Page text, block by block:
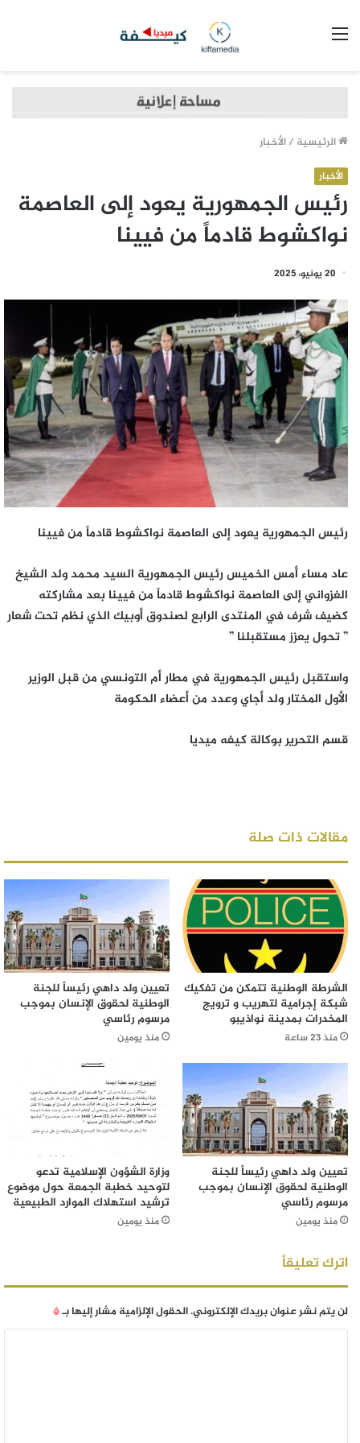
الرئيسية /الأخبار
الأخبار
رئيس الجمهورية يعود إلى العاصمة
نواكشوط قادماً من فيينا
20 يونيو، 2025
رئيس الجمهورية يعود إلى العاصمة نواكشوط قادماً من فيينا
عاد مساء أمس الخميس رئيس الجمهورية السيد محمد ولد الشيخ
الغزواني إلى العاصمة نواكشوط قادماً من فيينا بعد مشاركته
كضيف شرف في المنتدى الرابع لصندوق أوبيك الذي نظم تحت شعار
” تحول يعزز مستقبلنا ”
واستقبل رئيس الجمهورية في مطار أم التونسي من قبل الوزير
الأول المختار ولد أجاي وعدد من أعضاء الحكومة
قسم التحرير بوكالة كيفه ميديا
مقالات ذات صلة
الشرطة الوطنية تتمكن من تفكيك
شبكة إجرامية لتهريب و ترويج
المخدرات بمدينة نواذيبو
منذ 23 ساعة
تعيين ولد داهي رئيساً للجنة
الوطنية لحقوق الإنسان بموجب
مرسوم رئاسي
منذ يومين
تعيين ولد داهي رئيساً للجنة
الوطنية لحقوق الإنسان بموجب
مرسوم رئاسي
منذ يومين
وزارة الشؤون الإسلامية تدعو
لتوحيد خطبة الجمعة حول موضوع
ترشيد استهلاك الموارد الطبيعية
منذ يومين
اترك تعليقاً
لن يتم نشر عنوان بريدك الإلكتروني.الحقول الإلزامية مشار إليها بـ*